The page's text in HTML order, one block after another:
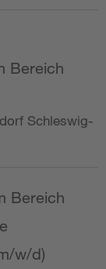
Bereich
Schleswig-
Bereich
w/d)